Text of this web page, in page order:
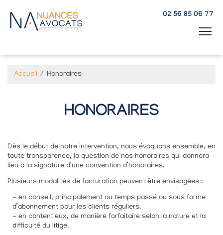
02 56 85 06 77
Accueil Honoraires
HONORAIRES
Dès le début de notre intervention, nous évoquons ensemble, en
toute transparence, la question de nos honoraires qui donnera
lieu à la signature d’une convention d’honoraires.
Plusieurs modalités de facturation peuvent être envisagées :
en conseil, principalement au temps passé ou sous forme
d’abonnement pour les clients réguliers.
en contentieux, de manière forfaitaire selon la nature et la
difficulté du litige.